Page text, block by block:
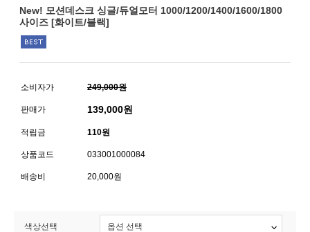
New! 모션데스크 싱글/듀얼모터 1000/1200/1400/1600/1800
사이즈 [화이트/블랙]
소비자가 249,000원
판매가 139,000원
적립금 110원
상품코드 033001000084
배송비 20,000원
색상선택